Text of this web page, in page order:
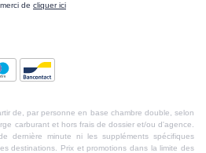
de cliquer ici
de, par personne en base chambre double, selon
carburant et hors frais de dossier et/ou d'agence.
dernière minute ni les suppléments spécifiques
destinations. Prix et promotions dans la limite des